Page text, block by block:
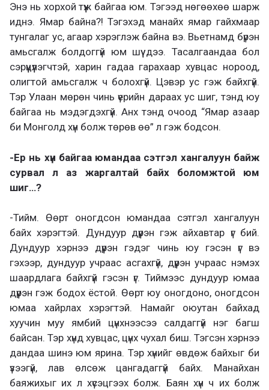
Энэ нь хорхой түүж байгаа юм. Тэгээд нөгөөхөө шарж
иднэ. Ямар байна?! Тэгэхэд манайх ямар гайхмаар
тунгалаг ус, агаар хэрэглэж байна вэ. Вьетнамд бүрэн
амьсгалж болдоггүй юм шүү дээ. Тасалгаандаа бол
сэрүүцүүлэгчтэй, харин гадаа гарахаар хувцас нороод,
олигтой амьсгалж ч болохгүй. Цэвэр ус гэж байхгүй.
Тэр Улаан мөрөн чинь үерийн дараах ус шиг, тэнд юу
байгаа нь мэдэгдэхгүй. Анх тэнд очоод “Ямар азаар
би Монголд хүн болж төрөв өө” л гэж бодсон.
-Ер нь хүн байгаа юмандаа сэтгэл хангалуун байж
сурвал л аз жаргалтай байх боломжтой юм
шиг…?
-Тийм. Өөрт оногдсон юмандаа сэтгэл хангалуун
байх хэрэгтэй. Дундуур дүүрэн гэж айхавтар үг бий.
Дундуур хэрнээ дүүрэн гэдэг чинь юу гэсэн үг вэ
гэхээр, дундуур учраас асгахгүй, дүүрэн учраас нэмэх
шаардлага байхгүй гэсэн үг. Тиймээс дундуур юмаа
дүүрэн гэж бодох ёстой. Өөрт юу оногдоно, оногдсон
юмаа хайрлах хэрэгтэй. Намайг оюутан байхад
хуучин муу ямбий цүнхнээсээ салдаггүй нэг багш
байсан. Тэр хүнд хувцас, цүнх чухал биш. Тэгсэн хэрнээ
дандаа шинэ юм ярина. Тэр хүнийг өвдөж байхыг би
үзээгүй, лав өлсөж цангадаггүй байх. Манайхан
баяжихыг их л хүсэцгээх болж. Баян хүн ч их болж